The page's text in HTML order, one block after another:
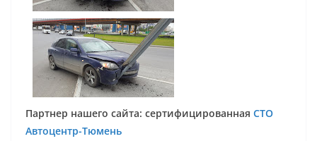
Партнер нашего сайта: сертифицированная СТО
Автоцентр-Тюмень